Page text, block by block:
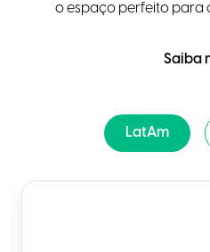
o espaço perfeito para
Saiba
LatAm